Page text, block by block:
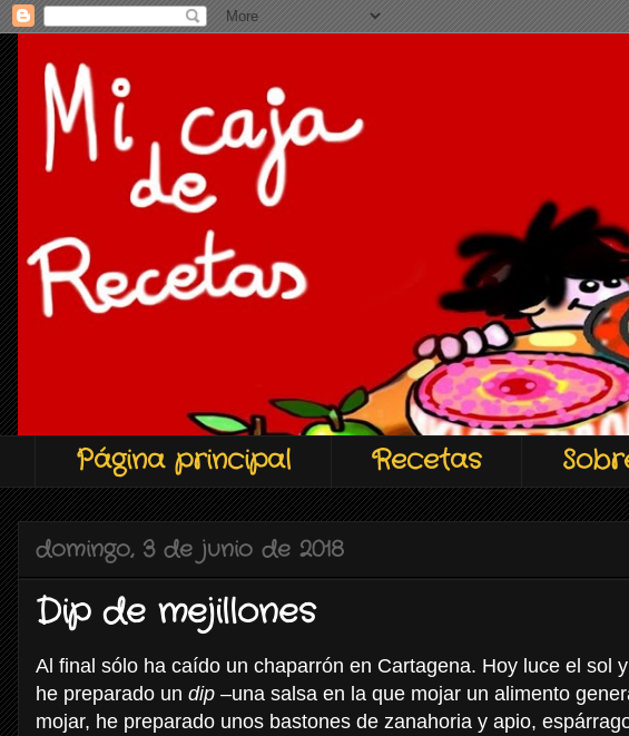
Página principal Recetas
domingo, 3 de junio de 2018
Dip de mejillones
Al final sólo ha caído un chaparrón en Cartagena. Hoy luce el
he preparado un dip –una salsa en la que mojar un alimento
mojar, he preparado unos bastones de zanahoria y apio,